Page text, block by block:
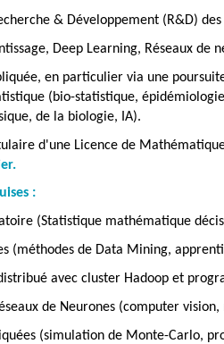
& Développement (R&D)
Deep Learning, Réseaux de
en particulier via une
(bio-statistique,
de la biologie, IA).
d'une Licence de
:
(Statistique mathématique
(méthodes de Data Mining,
avec cluster Hadoop et
de Neurones (computer
(simulation de Monte-Carlo,